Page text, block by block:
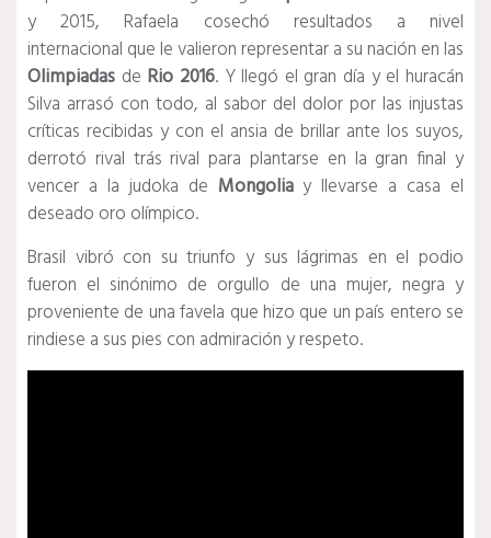
y 2015, Rafaela cosechó resultados a nivel
internacional que le valieron representar a su nación en las
Olimpiadas de Rio 2016. Y llegó el gran día y el huracán
Silva arrasó con todo, al sabor del dolor por las injustas
críticas recibidas y con el ansia de brillar ante los suyos,
derrotó rival trás rival para plantarse en la gran final y
vencer a la judoka de Mongoliay llevarse a casa el
deseado oro olímpico.
Brasil vibró con su triunfo y sus lágrimas en el podio
fueron el sinónimo de orgullo de una mujer, negra y
proveniente de una favela que hizo que un país entero se
rindiese a sus pies con admiración y respeto.